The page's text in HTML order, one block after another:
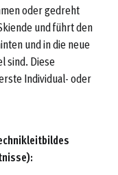
oder gedreht
und führt den
und in die neue
sind. Diese
Individual- oder